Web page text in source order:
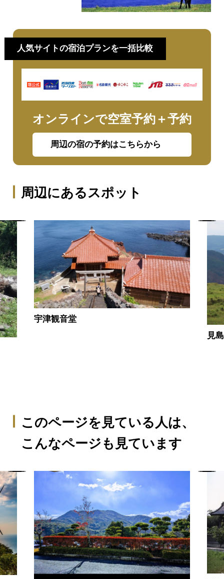
人気サイトの宿泊プランを一括比較
オンラインで空室予約＋予約
周辺の宿の予約はこちらから
周辺にあるスポット
宇津観音堂
見
このページを見ている人は、
こんなページも見ています